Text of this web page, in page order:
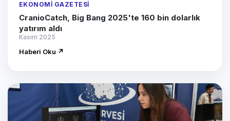
EKONOMI GAZETESI
CranioCatch, Big Bang 2025'te 160 bin dolarlık
yatırım aldı
Kasım 2025
Haberi Oku ↗